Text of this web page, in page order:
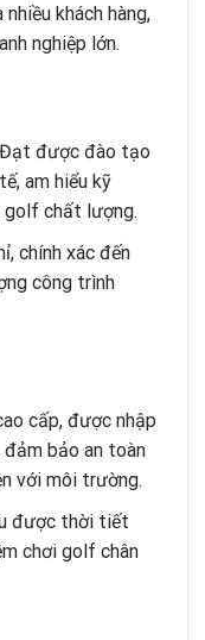
khách hàng,
nghiệp lớn.
được đào tạo
am hiểu kỹ
golf chất lượng.
chính xác đến
công trình
cấp, được nhập
bảo an toàn
với môi trường.
được thời tiết
chơi golf chân